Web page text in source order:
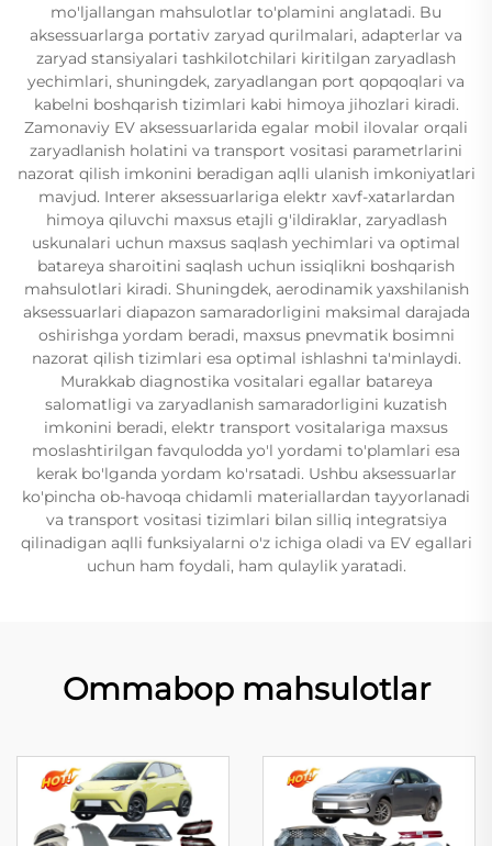
mo'ljallangan mahsulotlar to'plamini anglatadi. Bu
aksessuarlarga portativ zaryad qurilmalari, adapterlar va
zaryad stansiyalari tashkilotchilari kiritilgan zaryadlash
yechimlari, shuningdek, zaryadlangan port qopqoqlari va
kabelni boshqarish tizimlari kabi himoya jihozlari kiradi.
Zamonaviy EV aksessuarlarida egalar mobil ilovalar orqali
zaryadlanish holatini va transport vositasi parametrlarini
nazorat qilish imkonini beradigan aqlli ulanish imkoniyatlari
mavjud. Interer aksessuarlariga elektr xavf-xatarlardan
himoya qiluvchi maxsus etajli g'ildiraklar, zaryadlash
uskunalari uchun maxsus saqlash yechimlari va optimal
batareya sharoitini saqlash uchun issiqlikni boshqarish
mahsulotlari kiradi. Shuningdek, aerodinamik yaxshilanish
aksessuarlari diapazon samaradorligini maksimal darajada
oshirishga yordam beradi, maxsus pnevmatik bosimni
nazorat qilish tizimlari esa optimal ishlashni ta'minlaydi.
Murakkab diagnostika vositalari egallar batareya
salomatligi va zaryadlanish samaradorligini kuzatish
imkonini beradi, elektr transport vositalariga maxsus
moslashtirilgan favqulodda yo'l yordami to'plamlari esa
kerak bo'lganda yordam ko'rsatadi. Ushbu aksessuarlar
ko'pincha ob-havoqa chidamli materiallardan tayyorlanadi
va transport vositasi tizimlari bilan silliq integratsiya
qilinadigan aqlli funksiyalarni o'z ichiga oladi va EV egallari
uchun ham foydali, ham qulaylik yaratadi.
Ommabop mahsulotlar